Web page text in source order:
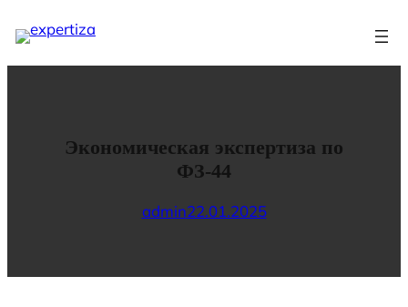
содержимому
Экономическая экспертиза по
ФЗ-44
admin22.01.2025